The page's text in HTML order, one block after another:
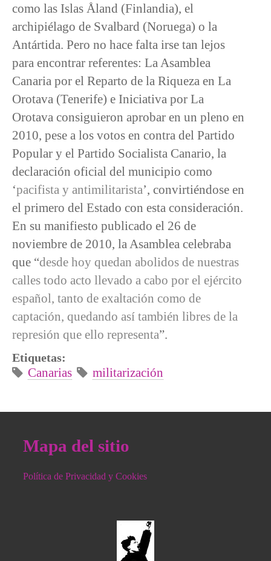
como las Islas Åland (Finlandia), el
archipiélago de Svalbard (Noruega) o la
Antártida. Pero no hace falta irse tan lejos
para encontrar referentes: La Asamblea
Canaria por el Reparto de la Riqueza en La
Orotava (Tenerife) e Iniciativa por La
Orotava consiguieron aprobar en un pleno en
2010, pese a los votos en contra del Partido
Popular y el Partido Socialista Canario, la
declaración oficial del municipio como
‘pacifista y antimilitarista’, convirtiéndose en
el primero del Estado con esta consideración.
En su manifiesto publicado el 26 de
noviembre de 2010, la Asamblea celebraba
que “desde hoy quedan abolidos de nuestras
calles todo acto llevado a cabo por el ejército
español, tanto de exaltación como de
captación, quedando así también libres de la
represión que ello representa”.
Etiquetas:
Canarias militarización
Mapa del sitio
Política de Privacidad y Cookies